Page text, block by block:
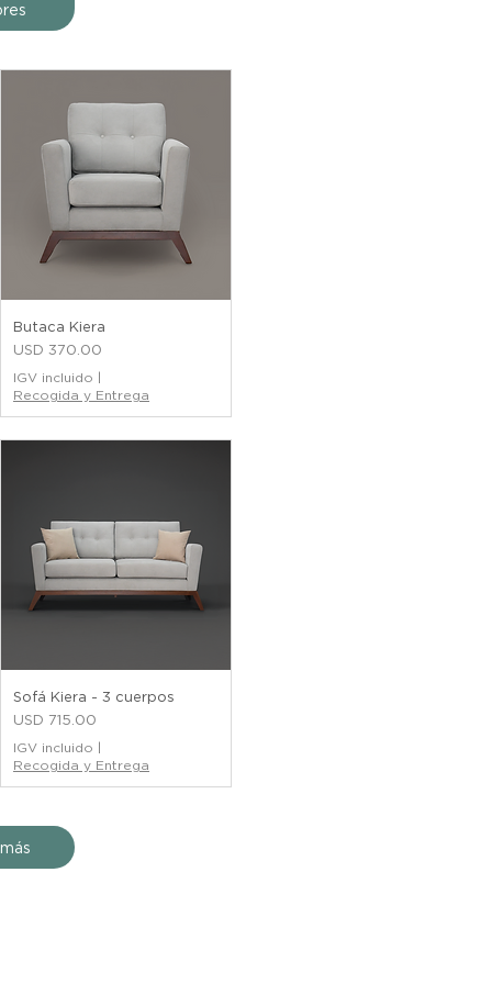
Butaca Kiera
Precio
USD 370.00
IGV incluido |
Recogida y Entrega
Sofá Kiera - 3 cuerpos
Precio
USD 715.00
IGV incluido |
Recogida y Entrega